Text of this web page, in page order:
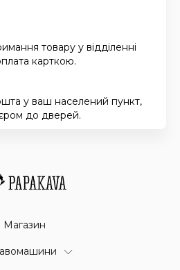
товару у відділенні
карткою.
у ваш населений пункт,
до дверей.
Магазин